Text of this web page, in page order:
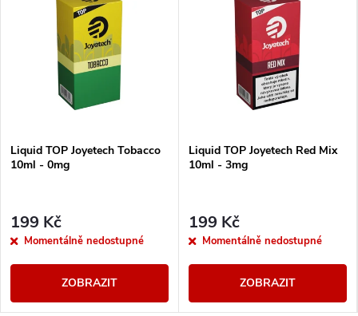
Liquid TOP Joyetech Tobacco
10ml - 0mg
199 Kč
Momentálně nedostupné
ZOBRAZIT
Liquid TOP Joyetech Red Mix
10ml - 3mg
199 Kč
Momentálně nedostupné
ZOBRAZIT